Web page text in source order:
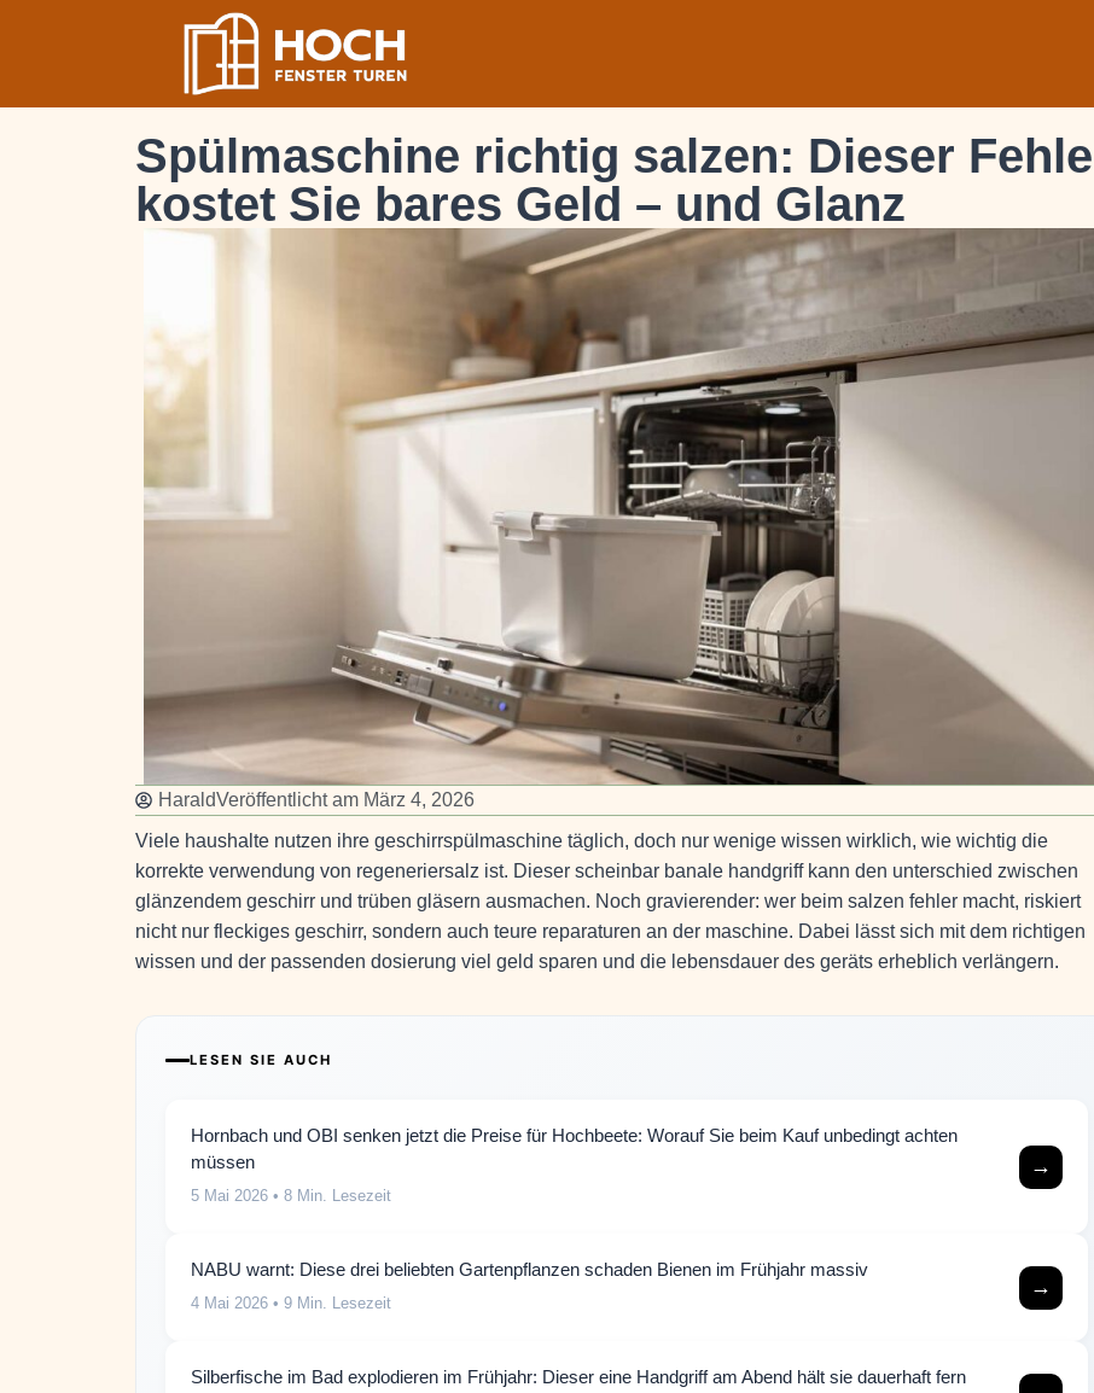
Spülmaschine richtig salzen: Dieser
kostet Sie bares Geld – und Glanz
HaraldVeröffentlicht am März 4, 2026
Viele haushalte nutzen ihre geschirrspülmaschine täglich, doch nur wenige wissen wirklich, wie wichtig die
korrekte verwendung von regeneriersalz ist. Dieser scheinbar banale handgriff kann den unterschied zwischen
glänzendem geschirr und trüben gläsern ausmachen. Noch gravierender: wer beim salzen fehler macht, riskiert
nicht nur fleckiges geschirr, sondern auch teure reparaturen an der maschine. Dabei lässt sich mit dem richtigen
wissen und der passenden dosierung viel geld sparen und die lebensdauer des geräts erheblich verlängern.
LESEN SIE AUCH
Hornbach und OBI senken jetzt die Preise für Hochbeete: Worauf Sie beim Kauf unbedingt achten
müssen
5 Mai 2026 • 8 Min. Lesezeit
→
NABU warnt: Diese drei beliebten Gartenpflanzen schaden Bienen im Frühjahr massiv
4 Mai 2026 • 9 Min. Lesezeit
→
Silberfische im Bad explodieren im Frühjahr: Dieser eine Handgriff am Abend hält sie dauerhaft fern